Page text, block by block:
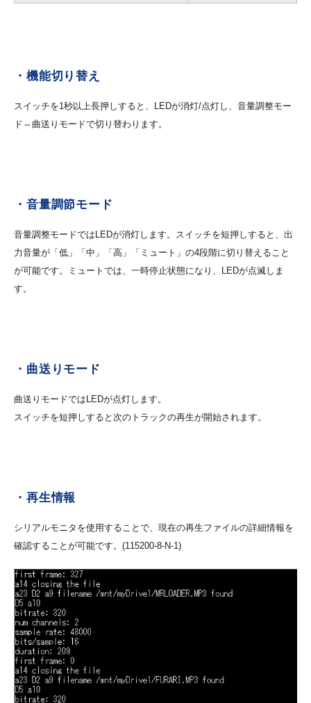
・機能切り替え
スイッチを1秒以上長押しすると、LEDが消灯/点灯し、音量調整モー
ド⇔曲送りモードで切り替わります。
・音量調節モード
音量調整モードではLEDが消灯します。スイッチを短押しすると、出
力音量が「低」「中」「高」「ミュート」の4段階に切り替えること
が可能です。ミュートでは、一時停止状態になり、LEDが点滅しま
す。
・曲送りモード
曲送りモードではLEDが点灯します。
スイッチを短押しすると次のトラックの再生が開始されます。
・再生情報
シリアルモニタを使用することで、現在の再生ファイルの詳細情報を
確認することが可能です。(115200-8-N-1)